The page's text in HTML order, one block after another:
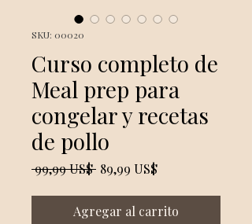
SKU: 00020
Curso completo de
Meal prep para
congelar y recetas
de pollo
99,99 US$ Precio
89,99 US$Precio
oferta
Agregar al carrito